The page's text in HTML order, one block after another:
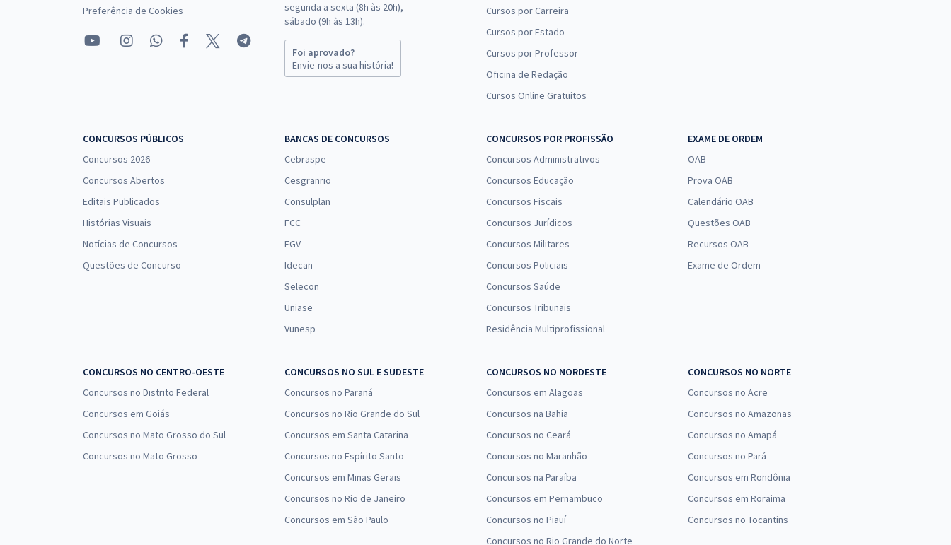
Preferência de Cookies
segunda a sexta (8h às 20h),
sábado (9h às 13h).
Foi aprovado?
Envie-nos a sua história!
Cursos por Carreira
Cursos por Estado
Cursos por Professor
Oficina de Redação
Cursos Online Gratuitos
CONCURSOS PÚBLICOS
Concursos 2026
Concursos Abertos
Editais Publicados
Histórias Visuais
Notícias de Concursos
Questões de Concurso
BANCAS DE CONCURSOS
Cebraspe
Cesgranrio
Consulplan
FCC
FGV
Idecan
Selecon
Uniase
Vunesp
CONCURSOS POR PROFISSÃO
Concursos Administrativos
Concursos Educação
Concursos Fiscais
Concursos Jurídicos
Concursos Militares
Concursos Policiais
Concursos Saúde
Concursos Tribunais
Residência Multiprofissional
EXAME DE ORDEM
OAB
Prova OAB
Calendário OAB
Questões OAB
Recursos OAB
Exame de Ordem
CONCURSOS NO CENTRO-OESTE
Concursos no Distrito Federal
Concursos em Goiás
Concursos no Mato Grosso do Sul
Concursos no Mato Grosso
CONCURSOS NO SUL E SUDESTE
Concursos no Paraná
Concursos no Rio Grande do Sul
Concursos em Santa Catarina
Concursos no Espírito Santo
Concursos em Minas Gerais
Concursos no Rio de Janeiro
Concursos em São Paulo
CONCURSOS NO NORDESTE
Concursos em Alagoas
Concursos na Bahia
Concursos no Ceará
Concursos no Maranhão
Concursos na Paraíba
Concursos em Pernambuco
Concursos no Piauí
Concursos no Rio Grande do Norte
CONCURSOS NO NORTE
Concursos no Acre
Concursos no Amazonas
Concursos no Amapá
Concursos no Pará
Concursos em Rondônia
Concursos em Roraima
Concursos no Tocantins